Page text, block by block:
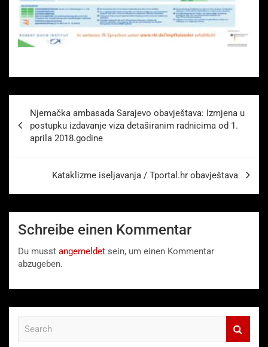
Njemačka ambasada Sarajevo obavještava: Izmjena u
postupku izdavanje viza detaširanim radnicima od 1.
aprila 2018.godine
Kataklizme iseljavanja / Tportal.hr obavještava
Schreibe einen Kommentar
Du musst angemeldet sein, um einen Kommentar
abzugeben.